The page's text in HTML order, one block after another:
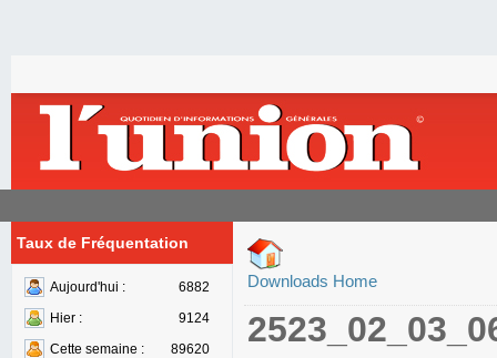
Taux de Fréquentation
Aujourd'hui :
6882
Hier :
9124
Cette semaine :
89620
Downloads Home